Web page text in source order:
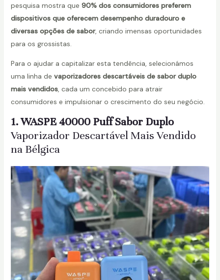
pesquisa mostra que 90% dos consumidores preferem
dispositivos que oferecem desempenho duradouro e
diversas opções de sabor, criando imensas oportunidades
para os grossistas.
Para o ajudar a capitalizar esta tendência, selecionámos
uma linha de vaporizadores descartáveis de sabor duplo
mais vendidos, cada um concebido para atrair
consumidores e impulsionar o crescimento do seu negócio.
1. WASPE 40000 Puff Sabor Duplo
Vaporizador Descartável Mais Vendido
na Bélgica